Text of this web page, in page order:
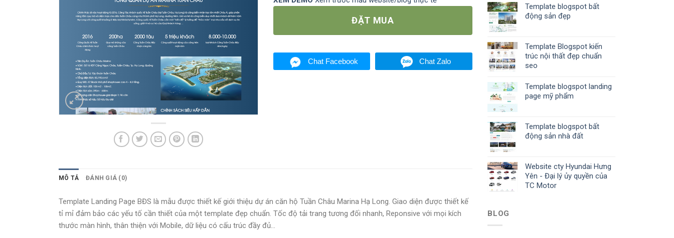
ĐẶT MUA
Chat Facebook Chat Zalo
MÔ TẢ ĐÁNH GIÁ (0)
Template Landing Page BĐS là mẫu được thiết kế giới thiệu dự án căn hộ Tuần Châu Marina Hạ Long. Giao diện được thiết kế
tỉ mỉ đảm bảo các yếu tố cần thiết của một template đẹp chuẩn. Tốc độ tải trang tương đối nhanh, Reponsive với mọi kích
thước màn hình, thân thiện với Mobile, dữ liệu có cấu trúc đầy đủ...
Template blogspot bất
động sản đẹp
Template Blogspot kiến
trúc nội thất đẹp chuẩn
seo
Template blogspot landing
page mỹ phẩm
Template blogspot bất
động sản nhà đất
Website cty Hyundai Hưng
Yên - Đại lý ủy quyền của
TC Motor
BLOG